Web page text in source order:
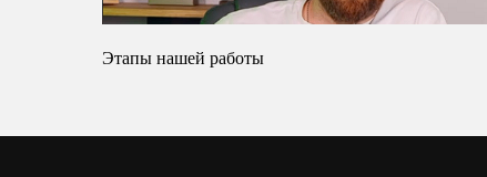
Этапы нашей работы